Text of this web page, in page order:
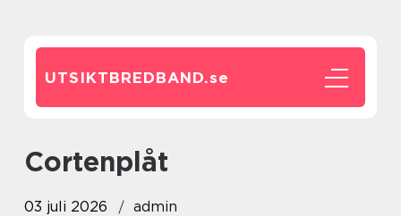
UTSIKTBREDBAND.se
cortenplåt
03 juli 2026 admin